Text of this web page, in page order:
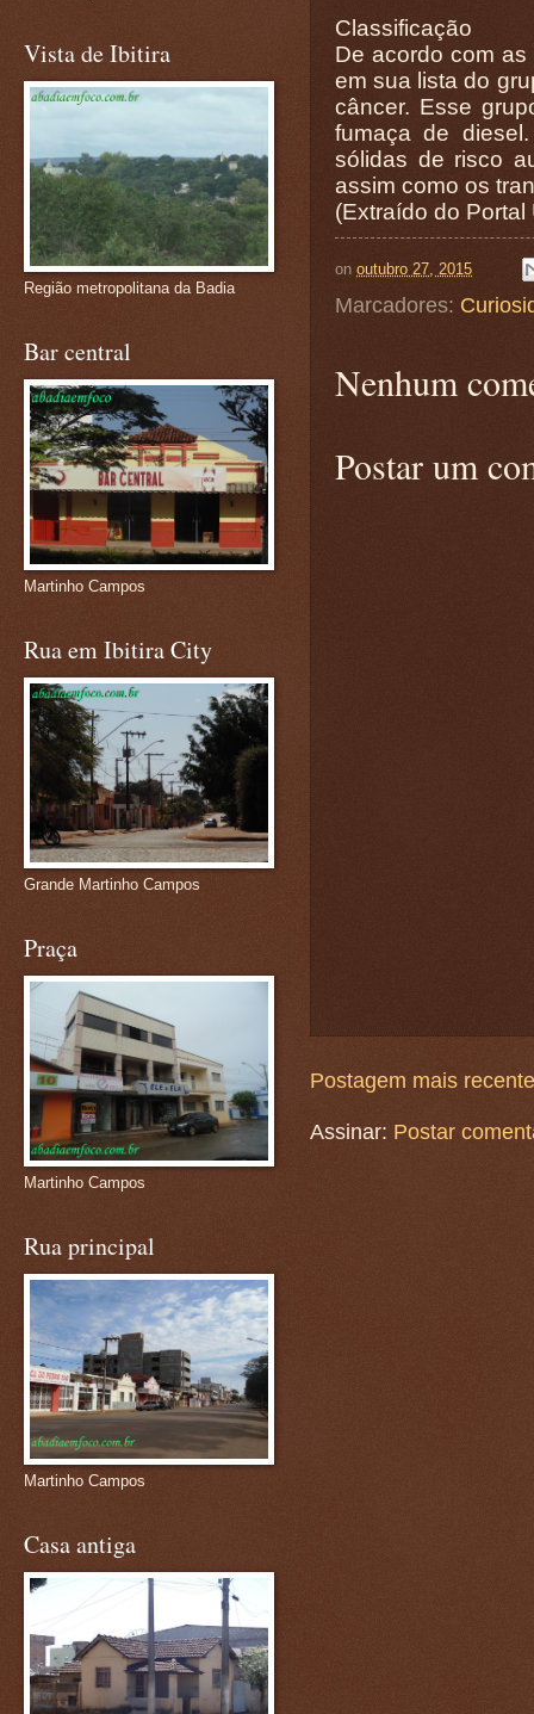
Classificação
De acordo com
em sua lista do
câncer. Esse
fumaça de
sólidas de risco
assim como os
(Extraído do Portal
on outubro 27, 2015
Marcadores:
Nenhum
Postar um
Postagem mais recente
Assinar: Postar
Vista de Ibitira
Região metropolitana da Badia
Bar central
Martinho Campos
Rua em Ibitira City
Grande Martinho Campos
Praça
Martinho Campos
Rua principal
Martinho Campos
Casa antiga